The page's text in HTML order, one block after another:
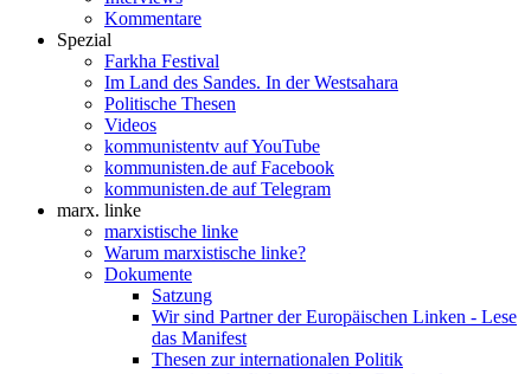
Kommentare
Spezial
Farkha Festival
Im Land des Sandes. In der Westsahara
Politische Thesen
Videos
kommunistentv auf YouTube
kommunisten.de auf Facebook
kommunisten.de auf Telegram
marx. linke
marxistische linke
Warum marxistische linke?
Dokumente
Satzung
Wir sind Partner der Europäischen Linken - Lese
das Manifest
Thesen zur internationalen Politik